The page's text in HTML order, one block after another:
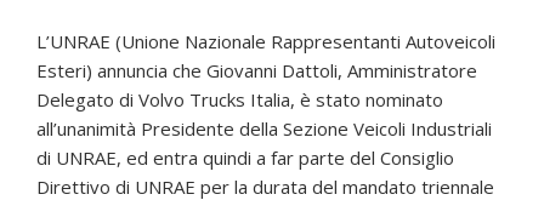
L’UNRAE (Unione Nazionale Rappresentanti Autoveicoli
Esteri) annuncia che Giovanni Dattoli, Amministratore
Delegato di Volvo Trucks Italia, è stato nominato
all’unanimità Presidente della Sezione Veicoli Industriali
di UNRAE, ed entra quindi a far parte del Consiglio
Direttivo di UNRAE per la durata del mandato triennale